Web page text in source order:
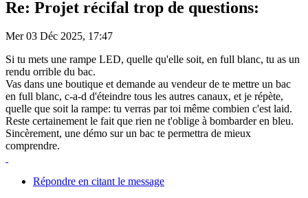
Re: Projet récifal trop de questions:
Mer 03 Déc 2025, 17:47
Si tu mets une rampe LED, quelle qu'elle soit, en full blanc, tu as un
rendu orrible du bac.
Vas dans une boutique et demande au vendeur de te mettre un bac
en full blanc, c-a-d d'éteindre tous les autres canaux, et je répète,
quelle que soit la rampe: tu verras par toi même combien c'est laid.
Reste certainement le fait que rien ne t'oblige à bombarder en bleu.
Sincèrement, une démo sur un bac te permettra de mieux
comprendre.
Répondre en citant le message